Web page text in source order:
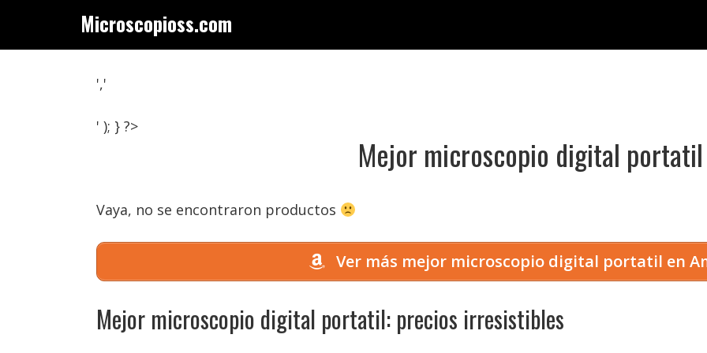
contenido
Microscopioss.com
','
' ); } ?>
Mejor microscopio digital portatil
Vaya, no se encontraron productos
Ver más mejor microscopio digital portatil en
Mejor microscopio digital portatil: precios irresistibles